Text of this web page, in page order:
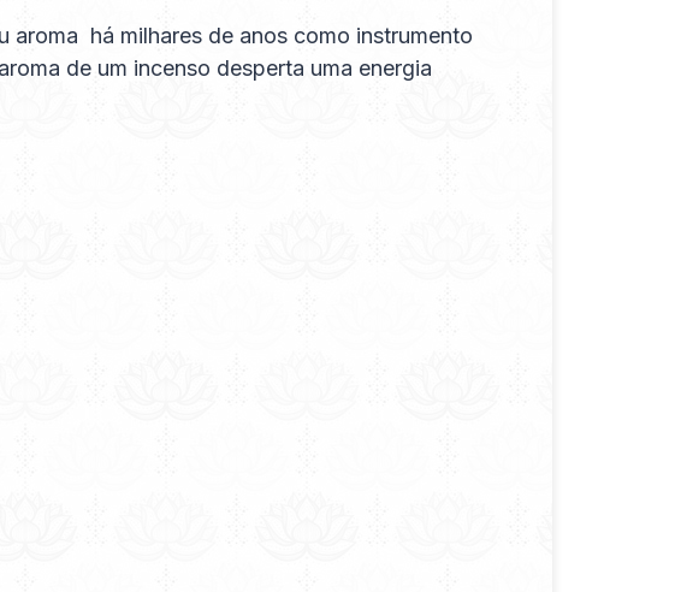
aroma há milhares de anos como instrumento
de um incenso desperta uma energia